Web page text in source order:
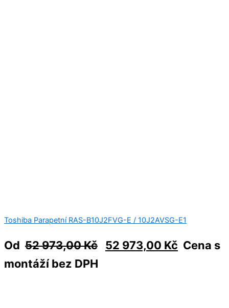
Toshiba Parapetní RAS-B10J2FVG-E / 10J2AVSG-E1
Od 52 973,00Kč 52 973,00 Kč Cena s
montáží bez DPH